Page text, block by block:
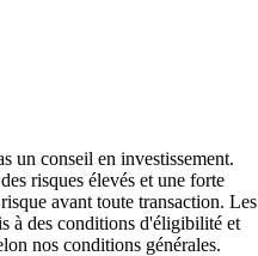
un conseil en investissement.
risques élevés et une forte
avant toute transaction. Les
à des conditions d'éligibilité et
nos conditions générales.